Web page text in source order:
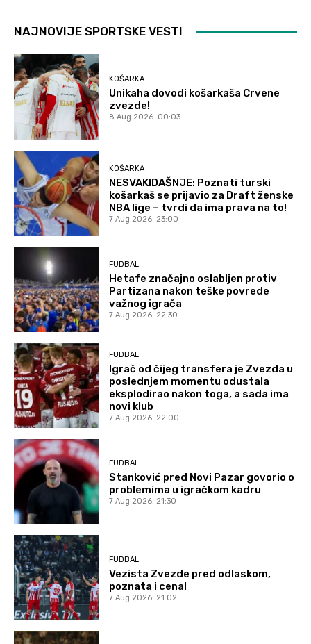
NAJNOVIJE SPORTSKE VESTI
KOŠARKA
Unikaha dovodi košarkaša Crvene
zvezde!
8 Aug 2026. 00:03
KOŠARKA
NESVAKIDAŠNJE: Poznati turski
košarkaš se prijavio za Draft ženske
NBA lige – tvrdi da ima prava na to!
7 Aug 2026. 23:00
FUDBAL
Hetafe značajno oslabljen protiv
Partizana nakon teške povrede
važnog igrača
7 Aug 2026. 22:30
FUDBAL
Igrač od čijeg transfera je Zvezda u
poslednjem momentu odustala
eksplodirao nakon toga, a sada ima
novi klub
7 Aug 2026. 22:00
FUDBAL
Stanković pred Novi Pazar govorio o
problemima u igračkom kadru
7 Aug 2026. 21:30
FUDBAL
Vezista Zvezde pred odlaskom,
poznata i cena!
7 Aug 2026. 21:02